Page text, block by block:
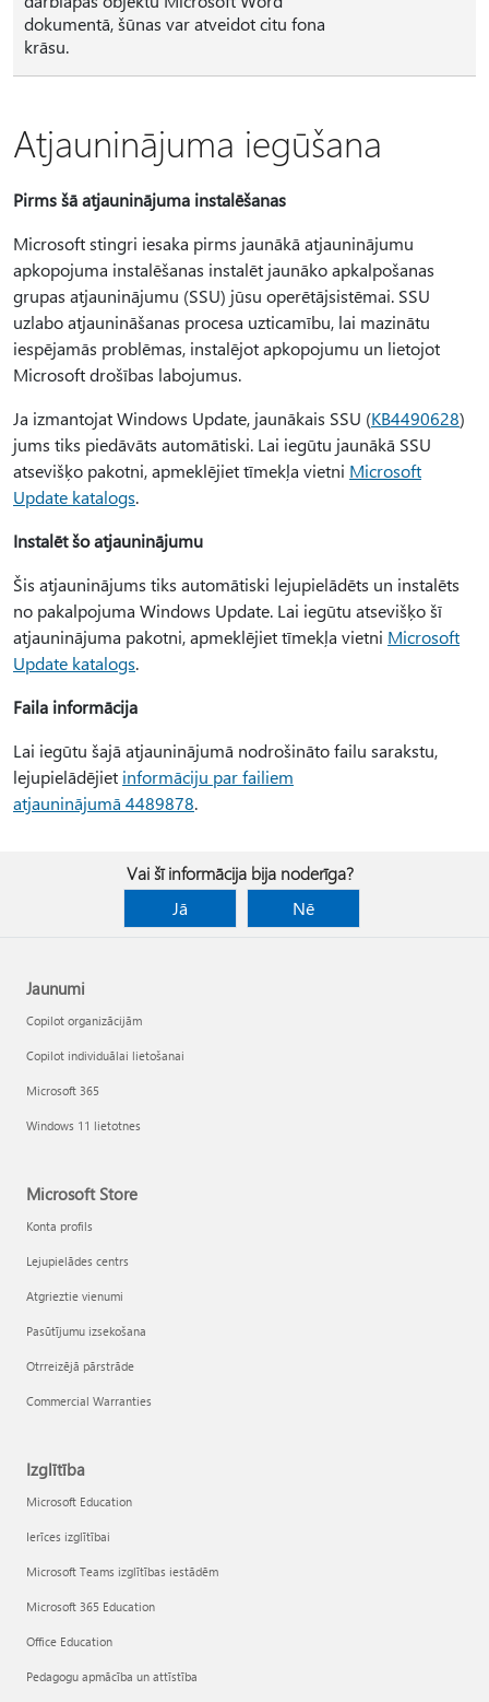
dokumentā, šūnas var atveidot citu fona
krāsu.
Atjauninājuma iegūšana
Pirms šā atjauninājuma instalēšanas
Microsoft stingri iesaka pirms jaunākā atjauninājumu
apkopojuma instalēšanas instalēt jaunāko apkalpošanas
grupas atjauninājumu (SSU) jūsu operētājsistēmai. SSU
uzlabo atjaunināšanas procesa uzticamību, lai mazinātu
iespējamās problēmas, instalējot apkopojumu un lietojot
Microsoft drošības labojumus.
Ja izmantojat Windows Update, jaunākais SSU (KB4490628)
jums tiks piedāvāts automātiski. Lai iegūtu jaunākā SSU
atsevišķo pakotni, apmeklējiet tīmekļa vietni Microsoft
Update katalogs.
Instalēt šo atjauninājumu
Šis atjauninājums tiks automātiski lejupielādēts un instalēts
no pakalpojuma Windows Update. Lai iegūtu atsevišķo šī
atjauninājuma pakotni, apmeklējiet tīmekļa vietni Microsoft
Update katalogs.
Faila informācija
Lai iegūtu šajā atjauninājumā nodrošināto failu sarakstu,
lejupielādējiet informāciju par failiem
atjauninājumā 4489878.
Vai šī informācija bija noderīga?
Jā
Nē
Jaunumi
Copilot organizācijām
Copilot individuālai lietošanai
Microsoft 365
Windows 11 lietotnes
Microsoft Store
Konta profils
Lejupielādes centrs
Atgrieztie vienumi
Pasūtījumu izsekošana
Otrreizējā pārstrāde
Commercial Warranties
Izglītība
Microsoft Education
Ierīces izglītībai
Microsoft Teams izglītības iestādēm
Microsoft 365 Education
Office Education
Pedagogu apmācība un attīstība